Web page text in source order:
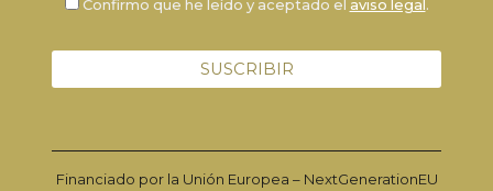
Confirmo que he leído y aceptado el aviso legal.
Financiado por la Unión Europea – NextGenerationEU